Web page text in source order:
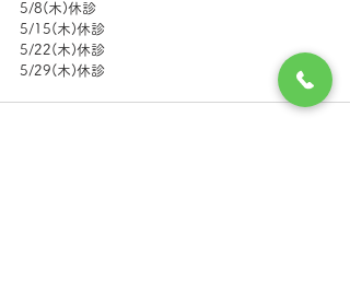
5/8(木)休診
5/15(木)休診
5/22(木)休診
5/29(木)休診